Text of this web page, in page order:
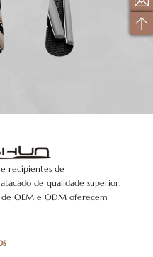
recipientes de
de qualidade superior.
de OEM e ODM oferecem